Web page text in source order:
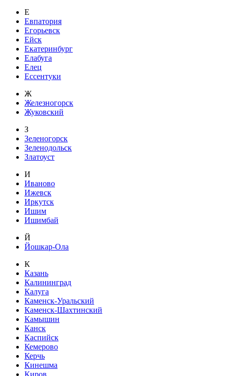
Е
Евпатория
Егорьевск
Ейск
Екатеринбург
Елабуга
Елец
Ессентуки
Ж
Железногорск
Жуковский
З
Зеленогорск
Зеленодольск
Златоуст
И
Иваново
Ижевск
Иркутск
Ишим
Ишимбай
Й
Йошкар-Ола
К
Казань
Калининград
Калуга
Каменск-Уральский
Каменск-Шахтинский
Камышин
Канск
Каспийск
Кемерово
Керчь
Кинешма